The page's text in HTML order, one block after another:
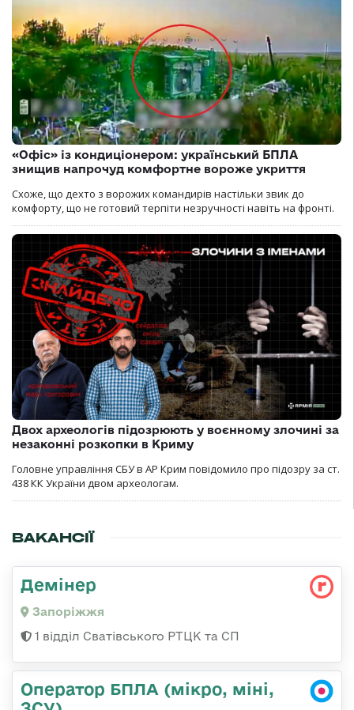
«Офіс» із кондиціонером: український БПЛА
знищив напрочуд комфортне вороже укриття
Схоже, що дехто з ворожих командирів настільки звик до
комфорту, що не готовий терпіти незручності навіть на фронті.
Двох археологів підозрюють у воєнному злочині за
незаконні розкопки в Криму
Головне управління СБУ в АР Крим повідомило про підозру за ст.
438 КК України двом археологам.
ВАКАНСІЇ
Демінер
Запоріжжя
1 відділ Сватівського РТЦК та СП
Оператор БПЛА (мікро, міні,